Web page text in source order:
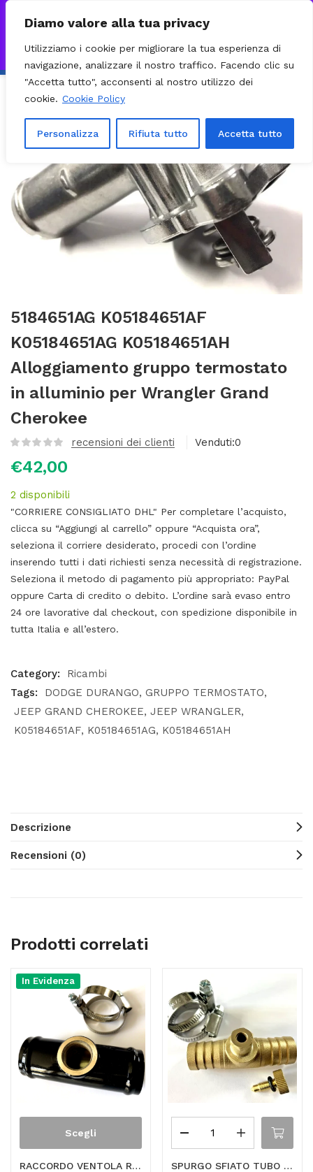
Diamo valore alla tua privacy
Utilizziamo i cookie per migliorare la tua esperienza di
navigazione, analizzare il nostro traffico. Facendo clic su
"Accetta tutto", acconsenti al nostro utilizzo dei
cookie. Cookie Policy
Personalizza Rifiuta tutto Accetta tutto
VISITA IL NOSTRO E-COMMERCE – SPEDIZIONI NAZIONALI E
INVIATE CON CORRIERE DHL EXPRESS - BRT - UPSIgnora
5184651AG K05184651AF
K05184651AG K05184651AH
Alloggiamento gruppo termostato
in alluminio per Wrangler Grand
Cherokee
recensioni dei clienti Venduti:0
€42,00
2 disponibili
"CORRIERE CONSIGLIATO DHL" Per completare l’acquisto,
clicca su “Aggiungi al carrello” oppure “Acquista ora”,
seleziona il corriere desiderato, procedi con l’ordine
inserendo tutti i dati richiesti senza necessità di registrazione.
Seleziona il metodo di pagamento più appropriato: PayPal
oppure Carta di credito o debito. L’ordine sarà evaso entro
24 ore lavorative dal checkout, con spedizione disponibile in
tutta Italia e all’estero.
Category:
Ricambi
Tags:
DODGE DURANGO GRUPPO TERMOSTATO
JEEP GRAND CHEROKEE JEEP WRANGLER
K05184651AF K05184651AG K05184651AH
Descrizione
Recensioni (0)
Prodotti correlati
In Evidenza
Scegli
RACCORDO VENTOLA RADIATORE PER TERMOCONTATTO BULBO INTERAMENTE IN OTTONE PER FLESSIBILE TUBO MANICOTTO ELETTROVENTOLA CENTRALINA SPURGO SFIATO TUBO MANICOTTO FLESSIBILE VALVOLA RISCALDAMENTO RADIATORE Ø 19,5mm